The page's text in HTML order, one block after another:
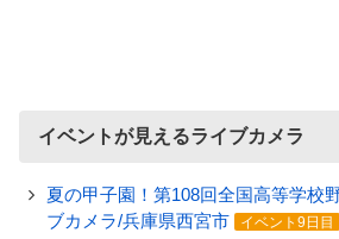
イベントが見えるライブカメラ
夏の甲子園！第108回全国高等学校
ブカメラ/兵庫県西宮市
イベント9日目